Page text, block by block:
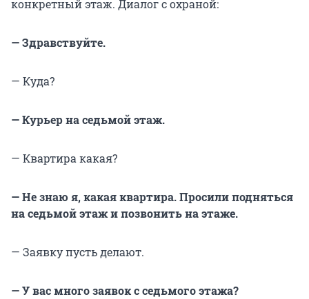
конкретный этаж. Диалог с охраной:
— Здравствуйте.
— Куда?
— Курьер на седьмой этаж.
— Квартира какая?
— Не знаю я, какая квартира. Просили подняться
на седьмой этаж и позвонить на этаже.
— Заявку пусть делают.
— У вас много заявок с седьмого этажа?